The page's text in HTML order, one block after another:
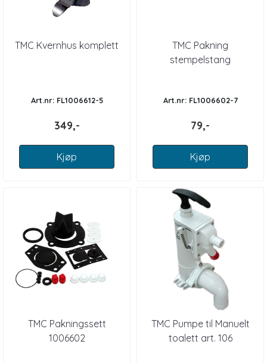
TMC Kvernhus komplett
Art.nr: FL1006612-5
349,-
Kjøp
TMC Pakning
stempelstang
Art.nr: FL1006602-7
79,-
Kjøp
TMC Pakningssett
1006602
TMC Pumpe til Manuelt
toalett art. 106